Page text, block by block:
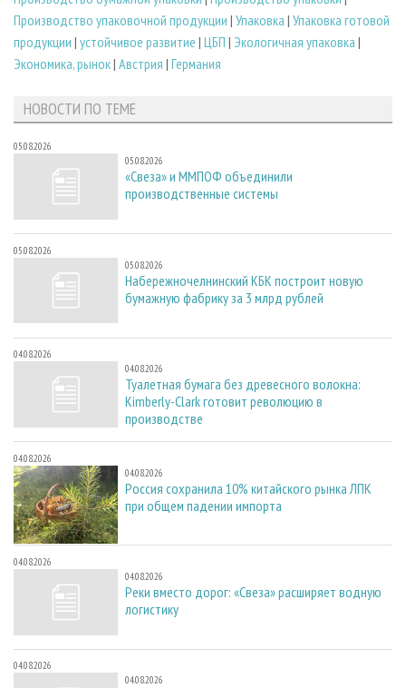
Производство упаковочной продукции | Упаковка | Упаковка готовой
продукции | устойчивое развитие | ЦБП | Экологичная упаковка |
Экономика, рынок| Австрия | Германия
НОВОСТИ ПО ТЕМЕ
05.08.2026
05.08.2026
«Свеза» и ММПОФ объединили
производственные системы
05.08.2026
05.08.2026
Набережночелнинский КБК построит новую
бумажную фабрику за 3 млрд рублей
04.08.2026
04.08.2026
Туалетная бумага без древесного волокна:
Kimberly-Clark готовит революцию в
производстве
04.08.2026
04.08.2026
Россия сохранила 10% китайского рынка ЛПК
при общем падении импорта
04.08.2026
04.08.2026
Реки вместо дорог: «Свеза» расширяет водную
логистику
04.08.2026
04.08.2026